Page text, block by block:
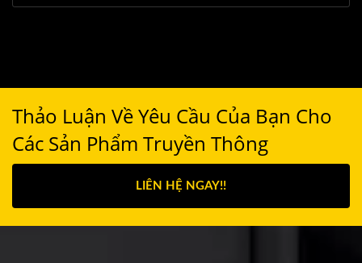
Thảo Luận Về Yêu Cầu Của Bạn Cho
Các Sản Phẩm Truyền Thông
LIÊN HỆ NGAY!!